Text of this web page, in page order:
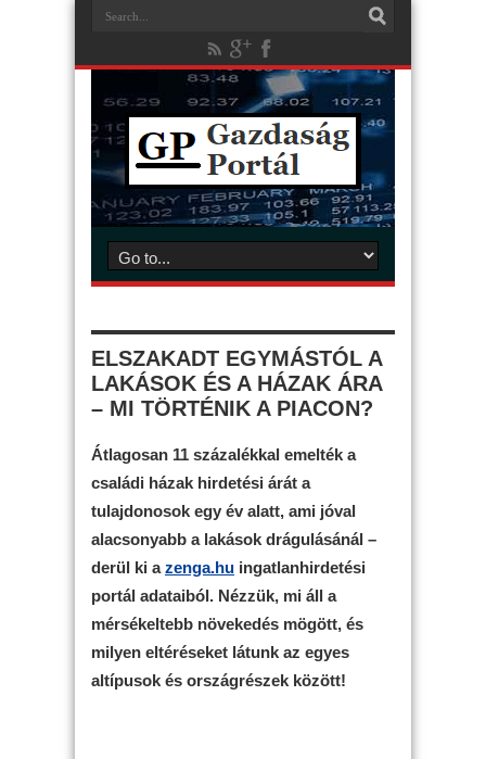
ELSZAKADT EGYMÁSTÓL A
LAKÁSOK ÉS A HÁZAK ÁRA
– MI TÖRTÉNIK A PIACON?
Átlagosan 11 százalékkal emelték a
családi házak hirdetési árát a
tulajdonosok egy év alatt, ami jóval
alacsonyabb a lakások drágulásánál –
derül ki azenga.hu ingatlanhirdetési
portál adataiból. Nézzük, mi áll a
mérsékeltebb növekedés mögött, és
milyen eltéréseket látunk az egyes
altípusok és országrészek között!